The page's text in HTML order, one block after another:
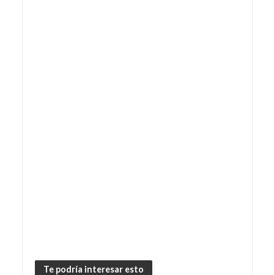
Te podría interesar esto